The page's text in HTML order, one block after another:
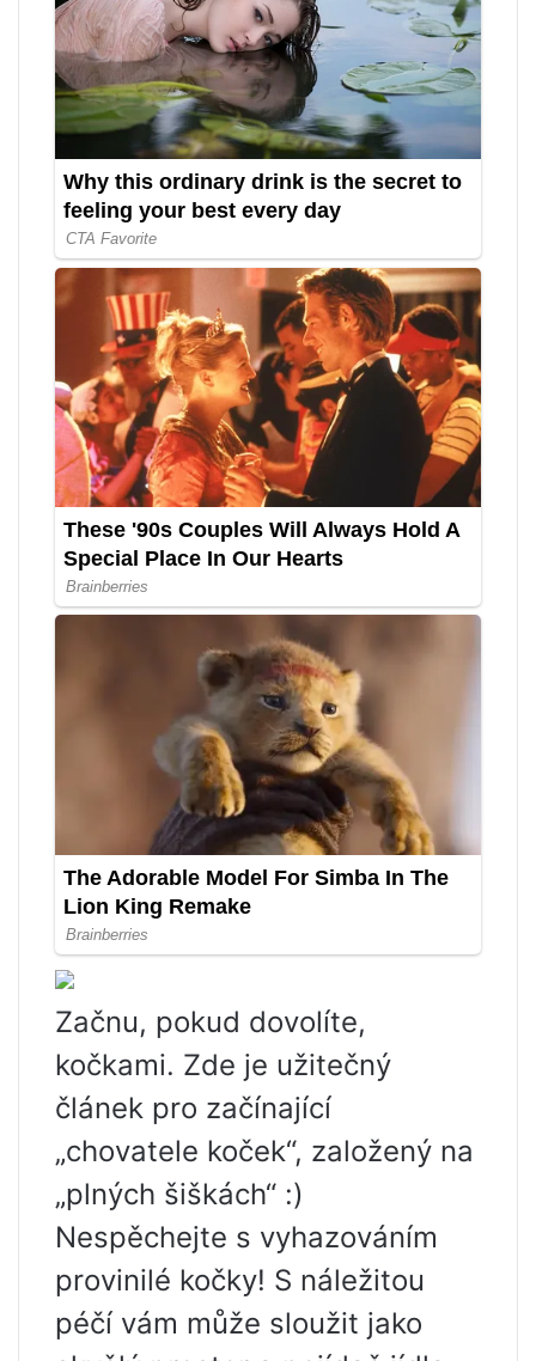
Začnu, pokud dovolíte,
kočkami. Zde je užitečný
článek pro začínající
„chovatele koček“, založený na
„plných šiškách“ :)
Nespěchejte s vyhazováním
provinilé kočky! S náležitou
péčí vám může sloužit jako